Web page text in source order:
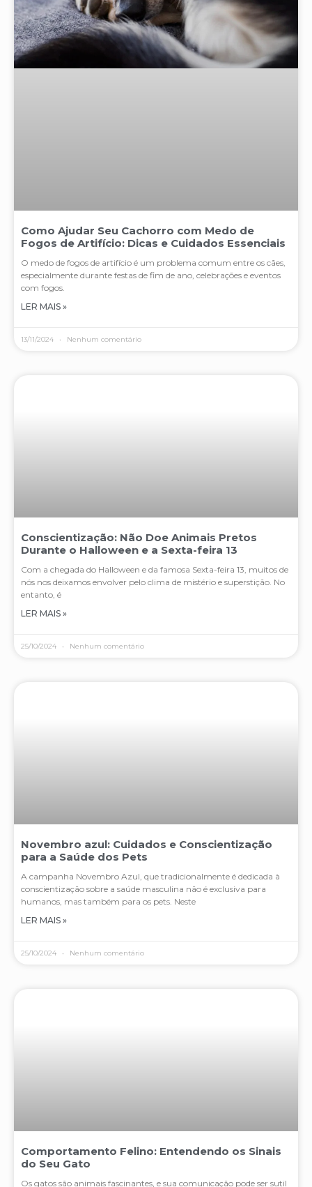
Como Ajudar Seu Cachorro com Medo de
Fogos de Artifício: Dicas e Cuidados Essenciais
O medo de fogos de artifício é um problema comum entre os cães,
especialmente durante festas de fim de ano, celebrações e eventos
com fogos.
LER MAIS »
13/11/2024 Nenhum comentário
Conscientização: Não Doe Animais Pretos
Durante o Halloween e a Sexta-feira 13
Com a chegada do Halloween e da famosa Sexta-feira 13, muitos de
nós nos deixamos envolver pelo clima de mistério e superstição. No
entanto, é
LER MAIS »
25/10/2024 Nenhum comentário
Novembro azul: Cuidados e Conscientização
para a Saúde dos Pets
A campanha Novembro Azul, que tradicionalmente é dedicada à
conscientização sobre a saúde masculina não é exclusiva para
humanos, mas também para os pets. Neste
LER MAIS »
25/10/2024 Nenhum comentário
Comportamento Felino: Entendendo os Sinais
do Seu Gato
Os gatos são animais fascinantes, e sua comunicação pode ser sutil